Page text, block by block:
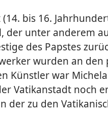
bis 16.
der unter anderem
des Papstes
wurden an
Künstler war
Vatikanstadt noch
der zu den